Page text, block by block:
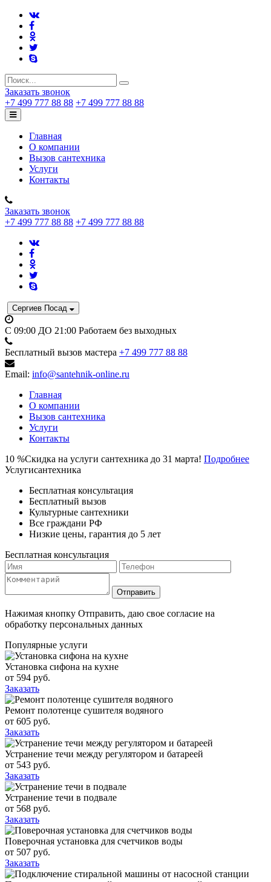
Заказать звонок
+7 499 777 88 88 +7 499 777 88 88
Главная
О компании
Вызов сантехника
Услуги
Контакты
Заказать звонок
+7 499 777 88 88 +7 499 777 88 88
Сергиев Посад
C 09:00 ДО 21:00 Работаем без выходных
Бесплатный вызов мастера +7 499 777 88 88
Email: info@santehnik-online.ru
Главная
О компании
Вызов сантехника
Услуги
Контакты
10 %Скидка на услуги сантехника до 31 марта! Подробнее
Услугисантехника
Бесплатная консультация
Бесплатный вызов
Культурные сантехники
Все граждани РФ
Низкие цены, гарантия до 5 лет
Бесплатная консультация
Отправить
Нажимая кнопку Отправить, даю свое согласие на
обработку персональных данных
Популярные услуги
Установка сифона на кухне
от 594 руб.
Заказать
Ремонт полотенце сушителя водяного
от 605 руб.
Заказать
Устранение течи между регулятором и батареей
от 543 руб.
Заказать
Устранение течи в подвале
от 568 руб.
Заказать
Поверочная установка для счетчиков воды
от 507 руб.
Заказать